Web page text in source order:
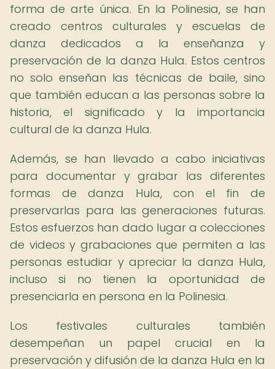
forma de arte única. En la Polinesia, se han
creado centros culturales y escuelas de
danza dedicados a la enseñanza y
preservación de la danza Hula. Estos centros
no solo enseñan las técnicas de baile, sino
que también educan a las personas sobre la
historia, el significado y la importancia
cultural de la danza Hula.
Además, se han llevado a cabo iniciativas
para documentar y grabar las diferentes
formas de danza Hula, con el fin de
preservarlas para las generaciones futuras.
Estos esfuerzos han dado lugar a colecciones
de videos y grabaciones que permiten a las
personas estudiar y apreciar la danza Hula,
incluso si no tienen la oportunidad de
presenciarla en persona en la Polinesia.
Los festivales culturales también
desempeñan un papel crucial en la
preservación y difusión de la danza Hula en la